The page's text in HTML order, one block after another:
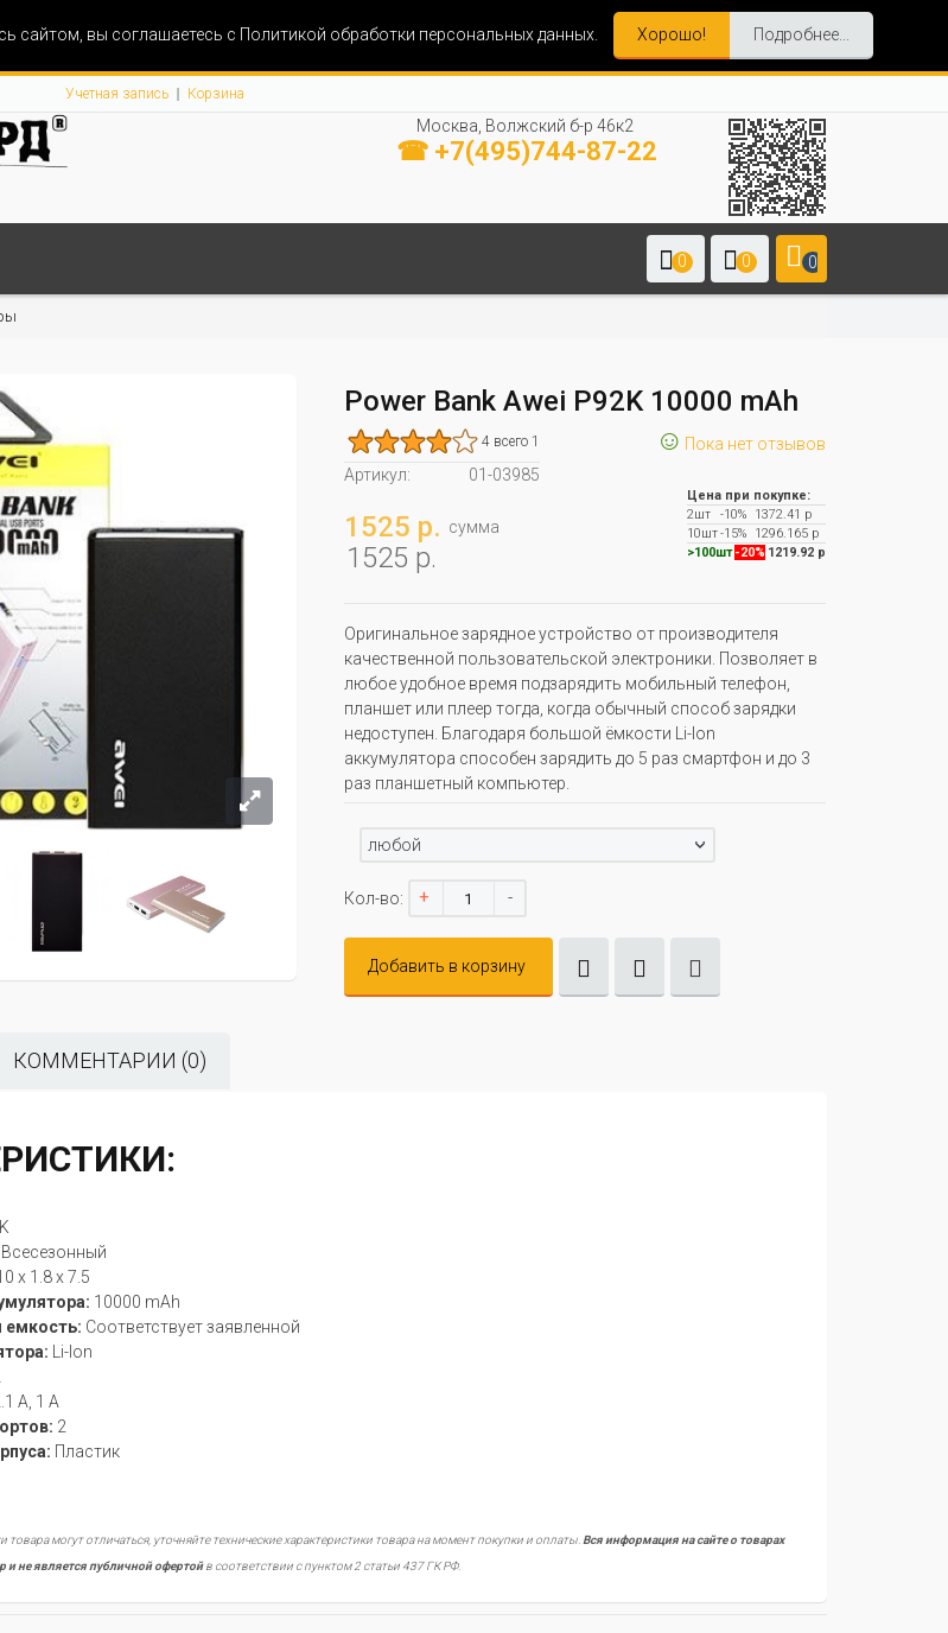
сайтом, вы соглашаетесь с Политикой обработки персональных данных. Хорошо! Подробнее...
Учетная запись Корзина
Москва, Волжский б-р 46к2
☎ +7(495)744-87-22
0 0 0
Power Bank Awei P92K 10000 mAh
4 всего 1 ☺ Пока нет отзывов
Артикул:
01-03985
1525 р. сумма
1525 р.
Цена при покупке:
2шт
-10% 1372.41 р
10шт-15% 1296.165 р
>100шт -20% 1219.92 р
Оригинальное зарядное устройство от производителя
качественной пользовательской электроники. Позволяет в
любое удобное время подзарядить мобильный телефон,
планшет или плеер тогда, когда обычный способ зарядки
недоступен. Благодаря большой ёмкости Li-Ion
аккумулятора способен зарядить до 5 раз смартфон и до 3
раз планшетный компьютер.
любой
Кол-во: + -
Добавить в корзину
КОММЕНТАРИИ (0)
Всесезонный
x 1.8 x 7.5
10000 mAh
емкость: Соответствует заявленной
Li-Ion
A, 1 A
2
Пластик
товара могут отличаться, уточняйте технические характеристики товара на момент покупки и оплаты. Вся информация на сайте о товарах
и не является публичной офертойв соответствии с пунктом 2 статьи 437 ГК РФ.